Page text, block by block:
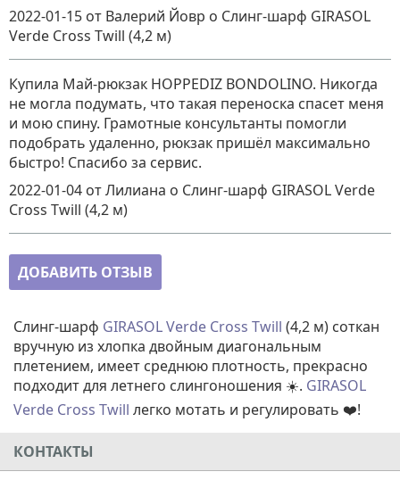
2022-01-15 от Валерий Йовр о Слинг-шарф GIRASOL
Verde Cross Twill (4,2 м)
Купила Май-рюкзак HOPPEDIZ BONDOLINO. Никогда
не могла подумать, что такая переноска спасет меня
и мою спину. Грамотные консультанты помогли
подобрать удаленно, рюкзак пришёл максимально
быстро! Спасибо за сервис.
2022-01-04 от Лилиана о Слинг-шарф GIRASOL Verde
Cross Twill (4,2 м)
ДОБАВИТЬ ОТЗЫВ
Слинг-шарф GIRASOL Verde Cross Twill (4,2 м) соткан
вручную из хлопка двойным диагональным
плетением, имеет среднюю плотность, прекрасно
подходит для летнего слингоношения ☀️. GIRASOL
Verde Cross Twill легко мотать и регулировать ❤️!
КОНТАКТЫ